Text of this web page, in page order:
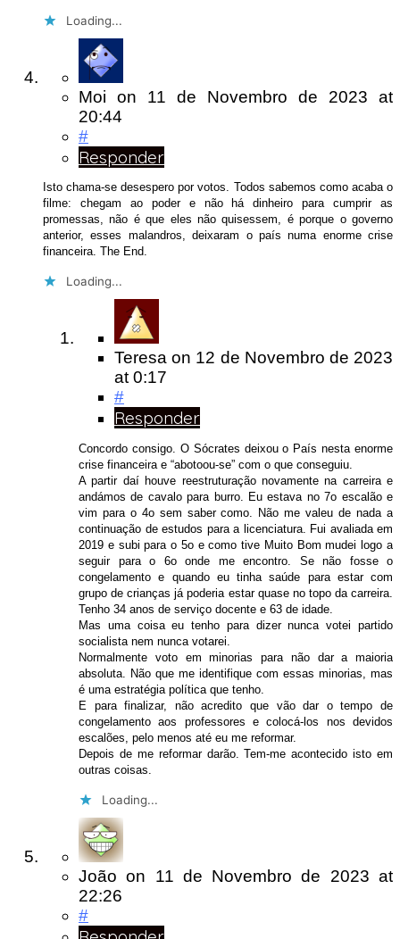
Loading...
Moi on 11 de Novembro de 2023 at
20:44
#
Responder
Isto chama-se desespero por votos. Todos sabemos como acaba o
filme: chegam ao poder e não há dinheiro para cumprir as
promessas, não é que eles não quisessem, é porque o governo
anterior, esses malandros, deixaram o país numa enorme crise
financeira. The End.
Loading...
Teresa on 12 de Novembro de 2023
at 0:17
#
Responder
Concordo consigo. O Sócrates deixou o País nesta enorme
crise financeira e “abotoou-se” com o que conseguiu.
A partir daí houve reestruturação novamente na carreira e
andámos de cavalo para burro. Eu estava no 7o escalão e
vim para o 4o sem saber como. Não me valeu de nada a
continuação de estudos para a licenciatura. Fui avaliada em
2019 e subi para o 5o e como tive Muito Bom mudei logo a
seguir para o 6o onde me encontro. Se não fosse o
congelamento e quando eu tinha saúde para estar com
grupo de crianças já poderia estar quase no topo da carreira.
Tenho 34 anos de serviço docente e 63 de idade.
Mas uma coisa eu tenho para dizer nunca votei partido
socialista nem nunca votarei.
Normalmente voto em minorias para não dar a maioria
absoluta. Não que me identifique com essas minorias, mas
é uma estratégia política que tenho.
E para finalizar, não acredito que vão dar o tempo de
congelamento aos professores e colocá-los nos devidos
escalões, pelo menos até eu me reformar.
Depois de me reformar darão. Tem-me acontecido isto em
outras coisas.
Loading...
João on 11 de Novembro de 2023at
22:26
#